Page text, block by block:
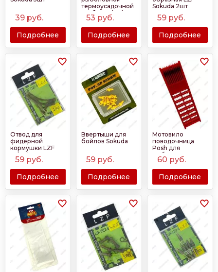
39 руб.
Подробнее
термоусадочной
трубки Sokuda
60шт 1.6мм, 2.6мм,
3.6мм.
53 руб.
Подробнее
Sokuda 2шт
59 руб.
Подробнее
Отвод для
фидерной
кормушки LZF
Sokuda 2шт
59 руб.
Подробнее
Ввертыши для
бойлов Sokuda
59 руб.
Подробнее
Мотовило
поводочница
Posh для
рыбалки
60 руб.
Подробнее